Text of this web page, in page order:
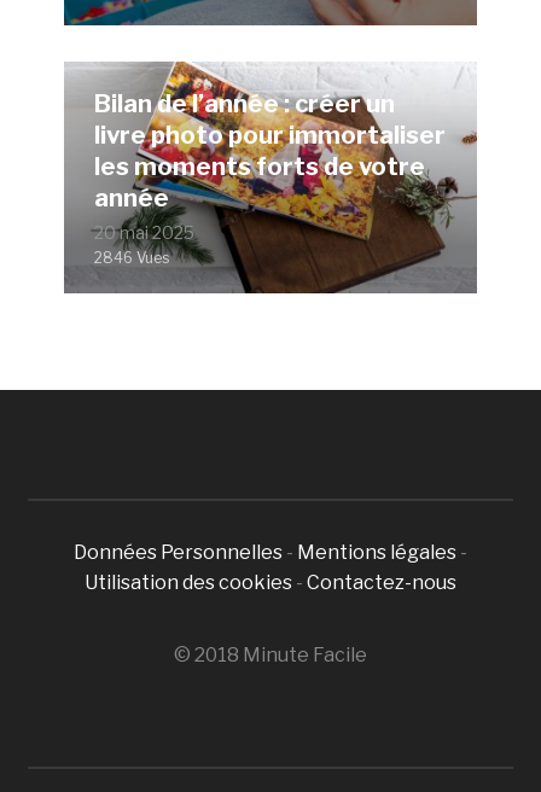
Bilan de l’année : créer un
livre photo pour immortaliser
les moments forts de votre
année
20 mai 2025
2846 Vues
Données Personnelles - Mentions légales -
Utilisation des cookies - Contactez-nous
© 2018 Minute Facile